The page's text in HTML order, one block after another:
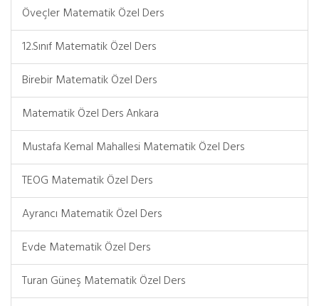
Öveçler Matematik Özel Ders
12.Sınıf Matematik Özel Ders
Birebir Matematik Özel Ders
Matematik Özel Ders Ankara
Mustafa Kemal Mahallesi Matematik Özel Ders
TEOG Matematik Özel Ders
Ayrancı Matematik Özel Ders
Evde Matematik Özel Ders
Turan Güneş Matematik Özel Ders